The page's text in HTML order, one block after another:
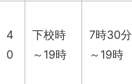
4
0
下校時
～19時
7時30分
～19時